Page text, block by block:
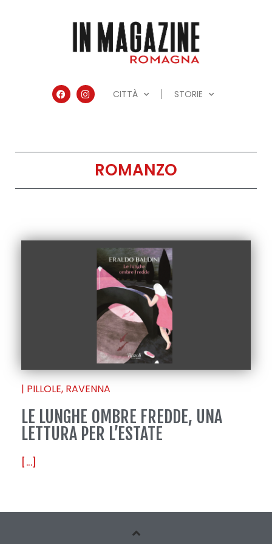
CITTÀ STORIE
ROMANZO
| PILLOLE, RAVENNA
LE LUNGHE OMBRE FREDDE, UNA
LETTURA PER L’ESTATE
[...]